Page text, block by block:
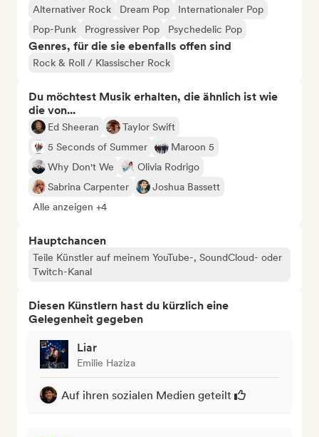
Alternativer Rock Dream Pop
Internationaler Pop
Pop-Punk
Progressiver Pop Psychedelic Pop
Genres, für die sie ebenfalls offen sind
Rock & Roll / Klassischer Rock
Du möchtest Musik erhalten, die ähnlich ist wie
die von...
Ed Sheeran
Taylor Swift
5 Seconds of Summer
Maroon 5
Why Don't We
Olivia Rodrigo
Sabrina Carpenter
Joshua Bassett
Alle anzeigen +4
Hauptchancen
Teile Künstler auf meinem YouTube-, SoundCloud- oder
Twitch-Kanal
Diesen Künstlern hast du kürzlich eine
Gelegenheit gegeben
Liar
Emilie Haziza
Auf ihren sozialen Medien geteilt